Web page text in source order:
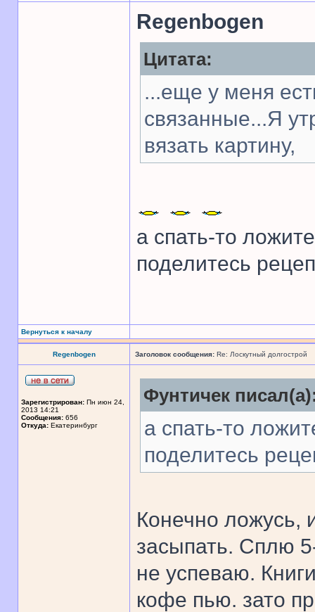
Regenbogen
Цитата:
...еще у меня
связанные...Я
вязать картину,
а спать-то
поделитесь
Вернуться к началу
Regenbogen Заголовок сообщения: Re: Лоскутный долгострой
Зарегистрирован: Пн июн 24,
2013 14:21
Сообщения: 656
Откуда: Екатеринбург
Фунтичек
а спать-то
поделитесь
Конечно ложусь,
засыпать. Сплю
не успеваю.
кофе пью. зато